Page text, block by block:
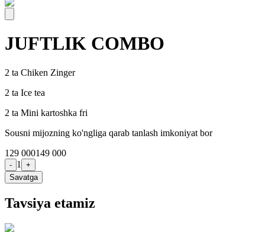
JUFTLIK COMBO
2 ta Chiken Zinger
2 ta Ice tea
2 ta Mini kartoshka fri
Sousni mijozning ko'ngliga qarab tanlash imkoniyat bor
129 000149 000
- 1
+
Savatga
Tavsiya etamiz